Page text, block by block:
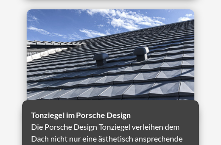
Tonziegel im Porsche Design
Die Porsche Design Tonziegel verleihen dem
Dach nicht nur eine ästhetisch ansprechende